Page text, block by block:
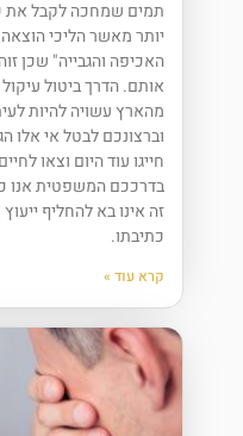
תמים שמחכה לקבל את
יותר מאשר הליכי
האכיפה והגבייה" שכן
אותם. הדרך ביטול
מהארץ עשויה להיות
וברצונכם לבטל אי אלו
חייגו עוד היום וצאו
בדרככם המשפטית אנו
זה אינו בא להחליף
כתיבתו.
קרא עוד »